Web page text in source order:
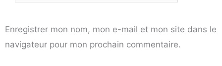
mail*
Enregistrer mon nom, mon e-mail et mon site dans le
navigateur pour mon prochain commentaire.